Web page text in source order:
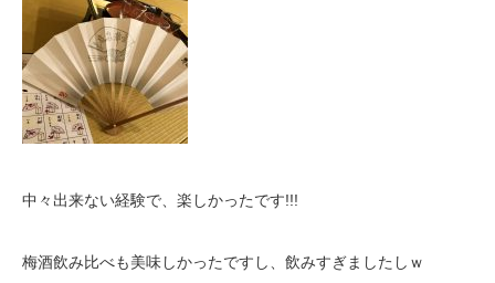
中々出来ない経験で、楽しかったです!!!
梅酒飲み比べも美味しかったですし、飲みすぎましたしｗ